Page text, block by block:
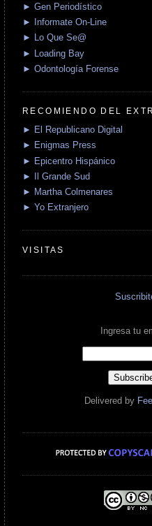
► Gen Periodístico
► Informate On-Line
► Lo Que Se@
► Loading Bay
► Odontología Forense
RECOMIENDO DEL
► El Republicano Digital
► Enigmas Press
► Epicentro Hispánico
► Il Grande Sud
► Martha Colmenares
► Yo Extranjero
VISITAS
Ingresa tu
Delivered by